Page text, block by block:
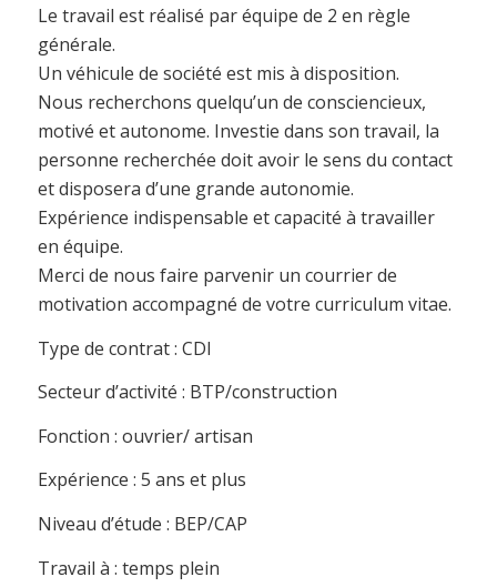
Le travail est réalisé par équipe de 2 en règle
générale.
Un véhicule de société est mis à disposition.
Nous recherchons quelqu’un de consciencieux,
motivé et autonome. Investie dans son travail, la
personne recherchée doit avoir le sens du contact
et disposera d’une grande autonomie.
Expérience indispensable et capacité à travailler
en équipe.
Merci de nous faire parvenir un courrier de
motivation accompagné de votre curriculum vitae.
Type de contrat : CDI
Secteur d’activité : BTP/construction
Fonction : ouvrier/ artisan
Expérience : 5 ans et plus
Niveau d’étude : BEP/CAP
Travail à : temps plein